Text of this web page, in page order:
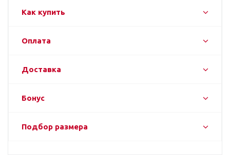
Как купить
Оплата
Доставка
Бонус
Подбор размера